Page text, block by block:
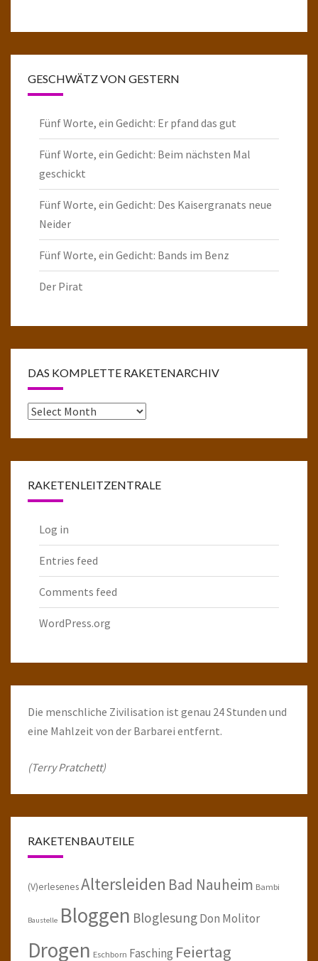
GESCHWÄTZ VON GESTERN
Fünf Worte, ein Gedicht: Er pfand das gut
Fünf Worte, ein Gedicht: Beim nächsten Mal
geschickt
Fünf Worte, ein Gedicht: Des Kaisergranats neue
Neider
Fünf Worte, ein Gedicht: Bands im Benz
Der Pirat
DAS KOMPLETTE RAKETENARCHIV
Das
RAKETENLEITZENTRALE
Log in
Entries feed
Comments feed
WordPress.org
Die menschliche Zivilisation ist genau 24 Stunden und
eine Mahlzeit von der Barbarei entfernt.
(Terry Pratchett)
RAKETENBAUTEILE
(V)erlesenesAltersleiden Bad Nauheim Bambi
Baustelle Bloggen BloglesungDon Molitor
Drogen Eschborn Fasching Feiertag